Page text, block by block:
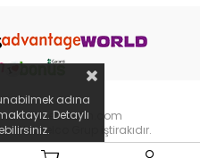
Webselco Grup iştirakıdır.
adına
Detaylı